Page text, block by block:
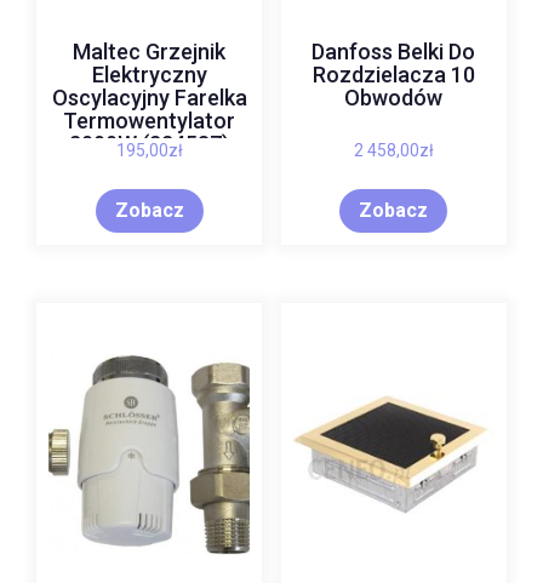
Maltec Grzejnik
Elektryczny
Oscylacyjny Farelka
Termowentylator
2000W (224587)
195,00zł
Zobacz
Danfoss Belki Do
Rozdzielacza 10
Obwodów
2 458,00zł
Zobacz